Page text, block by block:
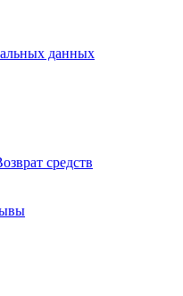
данных
средств